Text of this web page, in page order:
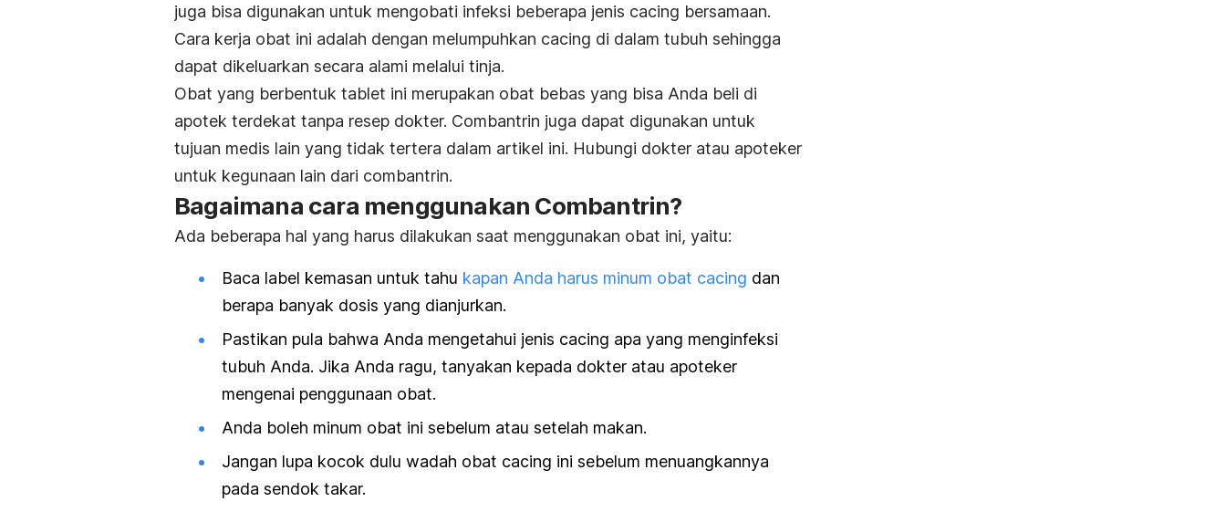
juga bisa digunakan untuk mengobati infeksi beberapa jenis cacing bersamaan.
Cara kerja obat ini adalah dengan melumpuhkan cacing di dalam tubuh sehingga
dapat dikeluarkan secara alami melalui tinja.
Obat yang berbentuk tablet ini merupakan obat bebas yang bisa Anda beli di
apotek terdekat tanpa resep dokter. Combantrin juga dapat digunakan untuk
tujuan medis lain yang tidak tertera dalam artikel ini. Hubungi dokter atau apoteker
untuk kegunaan lain dari combantrin.
Bagaimana cara menggunakan Combantrin?
Ada beberapa hal yang harus dilakukan saat menggunakan obat ini, yaitu:
Baca label kemasan untuk tahu kapan Anda harus minum obat cacing dan
berapa banyak dosis yang dianjurkan.
Pastikan pula bahwa Anda mengetahui jenis cacing apa yang menginfeksi
tubuh Anda. Jika Anda ragu, tanyakan kepada dokter atau apoteker
mengenai penggunaan obat.
Anda boleh minum obat ini sebelum atau setelah makan.
Jangan lupa kocok dulu wadah obat cacing ini sebelum menuangkannya
pada sendok takar.